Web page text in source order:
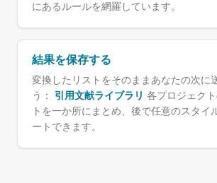
にあるルールを網羅しています。
結果を保存する
変換したリストをそのままあなたの次に
う： 引用文献ライブラリ 各プロジェク
トを一か所にまとめ、後で任意のスタイ
ートできます。